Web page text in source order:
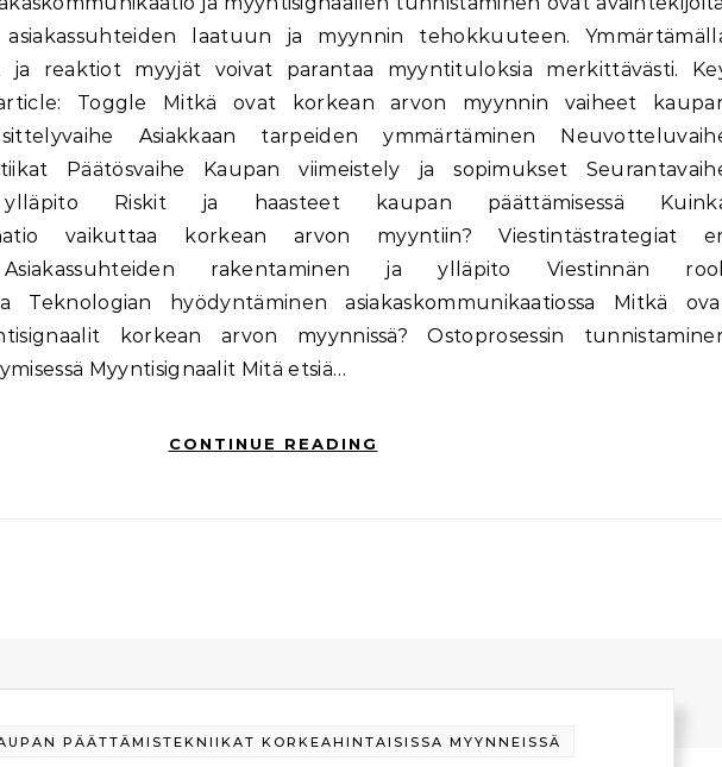
laatuun ja myynnin tehokkuuteen.
ja reaktiot myyjät voivat parantaa myyntituloksia merkittävästi.
Toggle Mitkä ovat korkean arvon myynnin vaiheet
Asiakkaan tarpeiden ymmärtäminen
Päätösvaihe Kaupan viimeistely ja sopimukset
ylläpito Riskit ja haasteet kaupan päättämisessä
vaikuttaa korkean arvon myyntiin? Viestintästrategiat
Asiakassuhteiden rakentaminen ja ylläpito Viestinnän
Teknologian hyödyntäminen asiakaskommunikaatiossa Mitkä
korkean arvon myynnissä? Ostoprosessin
Myyntisignaalit Mitä etsiä…
CONTINUE READING
PÄÄTTÄMISTEKNIIKAT KORKEAHINTAISISSA MYYNNEISSÄ